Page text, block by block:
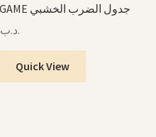
WOODEN MULTIPLICATION GAME جدول الضرب الخشبي
.د.ب
Quick View